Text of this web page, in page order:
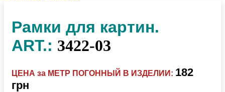
Рамки для картин.
ART.: 3422-03
ЦЕНА за МЕТР ПОГОННЫЙ В ИЗДЕЛИИ: 182
грн